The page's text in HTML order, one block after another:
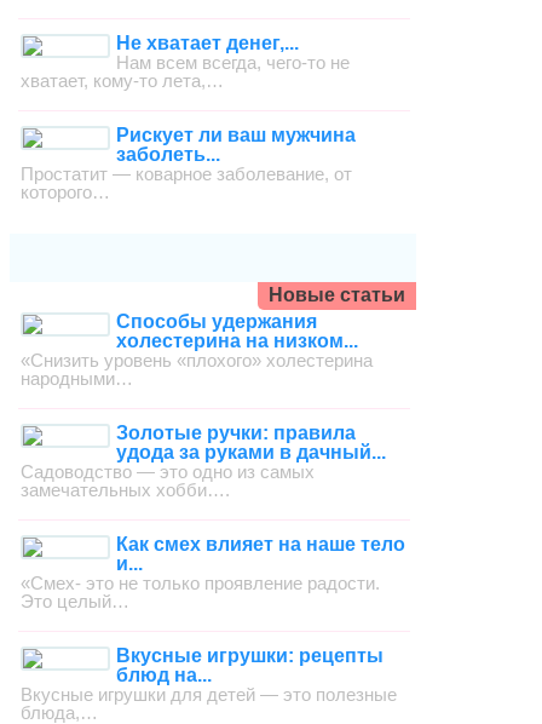
Не хватает денег,...
Нам всем всегда, чего-то не
хватает, кому-то лета,…
Рискует ли ваш мужчина
заболеть...
Простатит — коварное заболевание, от
которого…
Новые статьи
Способы удержания
холестерина на низком...
«Снизить уровень «плохого» холестерина
народными…
Золотые ручки: правила
удода за руками в дачный...
Садоводство — это одно из самых
замечательных хобби….
Как смех влияет на наше тело
и...
«Смех- это не только проявление радости.
Это целый…
Вкусные игрушки: рецепты
блюд на...
Вкусные игрушки для детей — это полезные
блюда,…